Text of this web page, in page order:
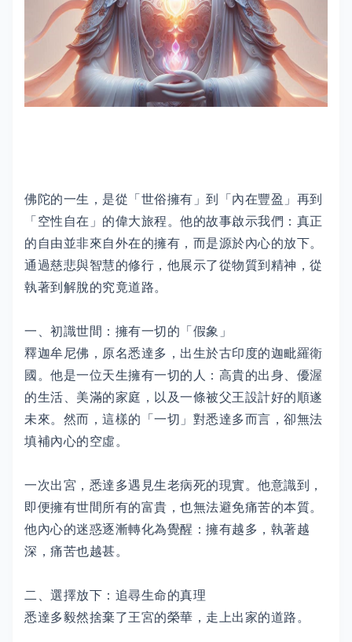
佛陀的一生，是從「世俗擁有」到「內在豐盈」再到
「空性自在」的偉大旅程。他的故事啟示我們：真正
的自由並非來自外在的擁有，而是源於內心的放下。
通過慈悲與智慧的修行，他展示了從物質到精神，從
執著到解脫的究竟道路。
一、初識世間：擁有一切的「假象」
釋迦牟尼佛，原名悉達多，出生於古印度的迦毗羅衛
國。他是一位天生擁有一切的人：高貴的出身、優渥
的生活、美滿的家庭，以及一條被父王設計好的順遂
未來。然而，這樣的「一切」對悉達多而言，卻無法
填補內心的空虛。
一次出宮，悉達多遇見生老病死的現實。他意識到，
即便擁有世間所有的富貴，也無法避免痛苦的本質。
他內心的迷惑逐漸轉化為覺醒：擁有越多，執著越
深，痛苦也越甚。
二、選擇放下：追尋生命的真理
悉達多毅然捨棄了王宮的榮華，走上出家的道路。